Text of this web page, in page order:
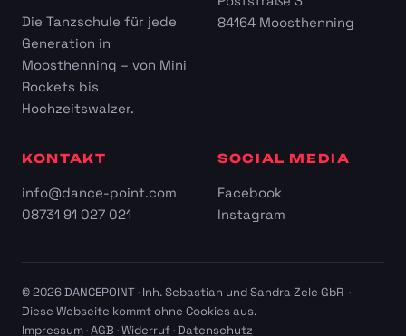
Die Tanzschule für jede
Generation in
Moosthenning – von Mini
Rockets bis
Hochzeitswalzer.
84164 Moosthenning
KONTAKT
info@dance-point.com
08731 91 027 021
SOCIAL MEDIA
Facebook
Instagram
© 2026 DANCEPOINT · Inh. Sebastian und Sandra Zele GbR ·
Diese Webseite kommt ohne Cookies aus.
Impressum·AGB ·Widerruf·Datenschutz